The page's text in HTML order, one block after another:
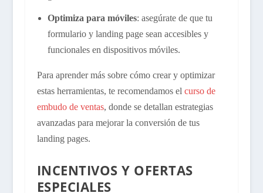
Optimiza para móviles: asegúrate de que tu
formulario y landing page sean accesibles y
funcionales en dispositivos móviles.
Para aprender más sobre cómo crear y optimizar
estas herramientas, te recomendamos el curso de
embudo de ventas, donde se detallan estrategias
avanzadas para mejorar la conversión de tus
landing pages.
INCENTIVOS Y OFERTAS
ESPECIALES